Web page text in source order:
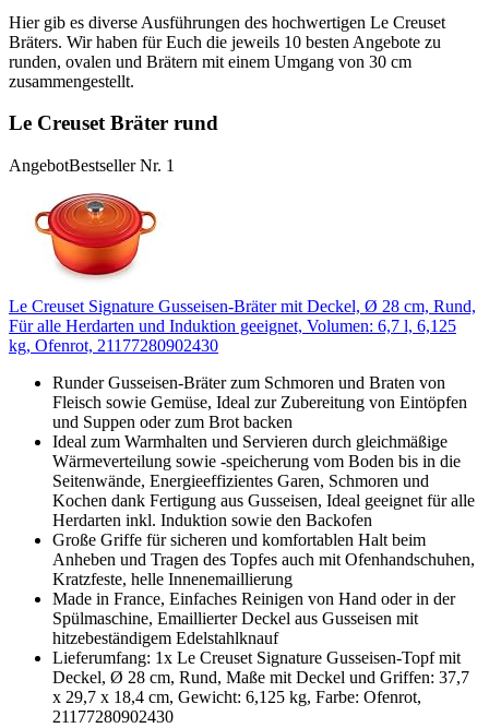
Hier gib es diverse Ausführungen des hochwertigen Le Creuset
Bräters. Wir haben für Euch die jeweils 10 besten Angebote zu
runden, ovalen und Brätern mit einem Umgang von 30 cm
zusammengestellt.
Le Creuset Bräter rund
AngebotBestseller Nr. 1
Le Creuset Signature Gusseisen-Bräter mit Deckel, Ø 28 cm, Rund,
Für alle Herdarten und Induktion geeignet, Volumen: 6,7 l, 6,125
kg, Ofenrot, 21177280902430
Runder Gusseisen-Bräter zum Schmoren und Braten von
Fleisch sowie Gemüse, Ideal zur Zubereitung von Eintöpfen
und Suppen oder zum Brot backen
Ideal zum Warmhalten und Servieren durch gleichmäßige
Wärmeverteilung sowie -speicherung vom Boden bis in die
Seitenwände, Energieeffizientes Garen, Schmoren und
Kochen dank Fertigung aus Gusseisen, Ideal geeignet für alle
Herdarten inkl. Induktion sowie den Backofen
Große Griffe für sicheren und komfortablen Halt beim
Anheben und Tragen des Topfes auch mit Ofenhandschuhen,
Kratzfeste, helle Innenemaillierung
Made in France, Einfaches Reinigen von Hand oder in der
Spülmaschine, Emaillierter Deckel aus Gusseisen mit
hitzebeständigem Edelstahlknauf
Lieferumfang: 1x Le Creuset Signature Gusseisen-Topf mit
Deckel, Ø 28 cm, Rund, Maße mit Deckel und Griffen: 37,7
x 29,7 x 18,4 cm, Gewicht: 6,125 kg, Farbe: Ofenrot,
21177280902430